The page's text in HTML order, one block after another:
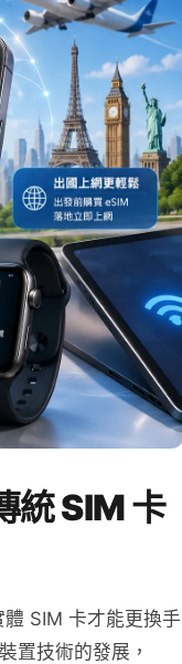
統 SIM 卡
SIM 卡才能更換手
置技術的發展，